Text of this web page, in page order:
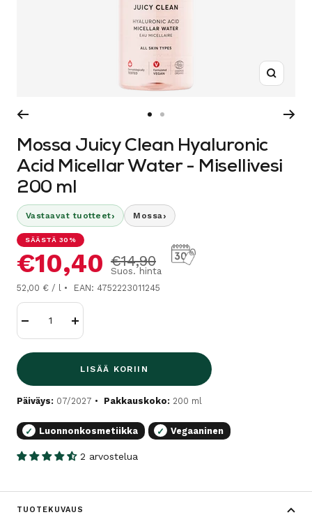
sivulle
Mossa Juicy Clean Hyaluronic
Acid Micellar Water - Misellivesi
200 ml
Vastaavat tuotteet› Mossa›
SÄÄSTÄ 30%
Alennushinta
€10,40 Normaalihinta
€14,90
Suos. hinta
52,00 € / l EAN: 4752223011245
Lisää
LISÄÄ KORIIN
Päiväys: 07/2027 Pakkauskoko: 200 ml
✓ Luonnonkosmetiikka ✓ Vegaaninen
2 arvostelua
TUOTEKUVAUS